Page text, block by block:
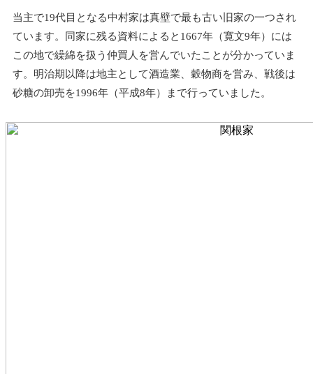
当主で19代目となる中村家は真壁で最も古い旧家の一つされ
ています。同家に残る資料によると1667年（寛文9年）には
この地で繰綿を扱う仲買人を営んでいたことが分かっていま
す。明治期以降は地主として酒造業、穀物商を営み、戦後は
砂糖の卸売を1996年（平成8年）まで行っていました。